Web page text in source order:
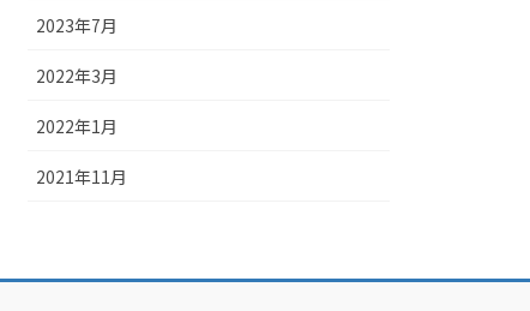
2023年7月
2022年3月
2022年1月
2021年11月